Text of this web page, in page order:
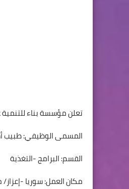
تعلن مؤسسة بناء للتنمية
المسمى الوظيفي: طبيب
القسم: البرامج -التغذية
مكان العمل: سوريا -